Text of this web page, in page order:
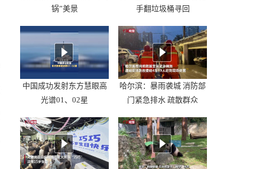
锅”美景
手翻垃圾桶寻回
中国成功发射东方慧眼高
光谱01、02星
哈尔滨：暴雨袭城 消防部
门紧急排水 疏散群众